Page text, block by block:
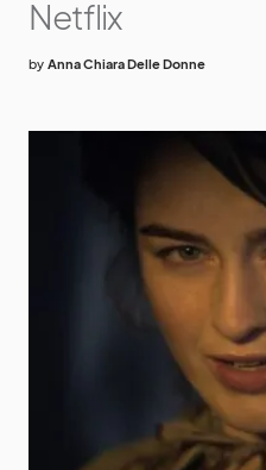
Netflix
by Anna Chiara Delle Donne